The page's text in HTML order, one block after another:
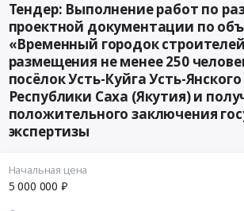
Тендер: Выполнение работ по
проектной документации по
«Временный городок
размещения не менее 250
посёлок Усть-Куйга Усть-
Республики Саха (Якутия) и
положительного заключения
экспертизы
Начальная цена
5 000 000 ₽